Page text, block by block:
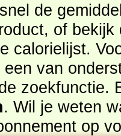
de
of
calorielijst.
van
zoekfunctie.
. Wil je weten
op